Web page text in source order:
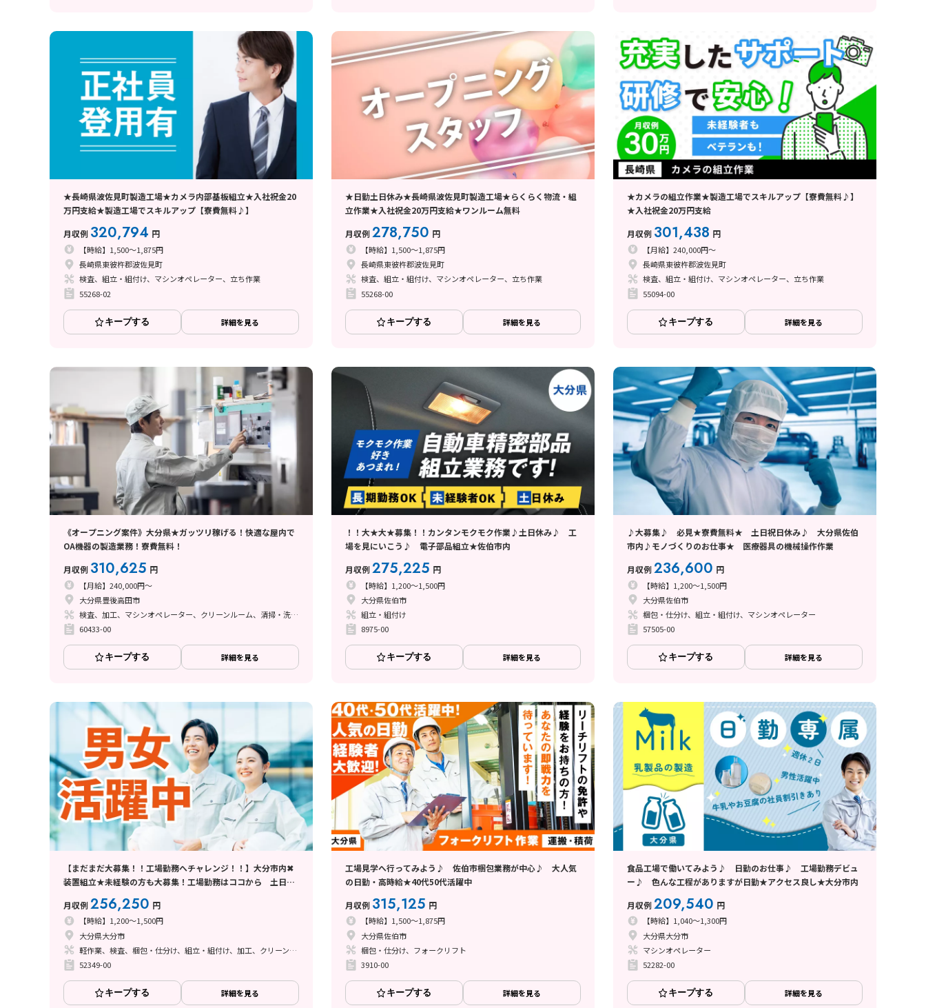
★長崎県波佐見町製造工場★カメラ内部基板組立★入社祝金20
万円支給★製造工場でスキルアップ【寮費無料♪】
月収例 320,794 円
【時給】1,500～1,875円
長崎県東彼杵郡波佐見町
検査、組立・組付け、マシンオペレーター、立ち作業
55268-02
キープする 詳細を見る
★日勤土日休み★長崎県波佐見町製造工場★らくらく物流・組
立作業★入社祝金20万円支給★ワンルーム無料
月収例278,750 円
【時給】1,500～1,875円
長崎県東彼杵郡波佐見町
検査、組立・組付け、マシンオペレーター、立ち作業
55268-00
キープする 詳細を見る
★カメラの組立作業★製造工場でスキルアップ【寮費無料♪】
★入社祝金20万円支給
月収例 301,438 円
【月給】240,000円～
長崎県東彼杵郡波佐見町
検査、組立・組付け、マシンオペレーター、立ち作業
55094-00
キープする 詳細を見る
《オープニング案件》大分県★ガッツリ稼げる！快適な屋内で
OA機器の製造業務！寮費無料！
月収例 310,625 円
【月給】240,000円～
大分県豊後高田市
検査、加工、マシンオペレーター、クリーンルーム、清掃・洗浄、立ち作業
60433-00
キープする 詳細を見る
！！大★大★募集！！カンタンモクモク作業♪土日休み♪ 工
場を見にいこう♪ 電子部品組立★佐伯市内
月収例275,225 円
【時給】1,200～1,500円
大分県佐伯市
組立・組付け
8975-00
キープする 詳細を見る
♪大募集♪ 必見★寮費無料★ 土日祝日休み♪ 大分県佐伯
市内♪モノづくりのお仕事★ 医療器具の機械操作作業
月収例236,600 円
【時給】1,200～1,500円
大分県佐伯市
梱包・仕分け、組立・組付け、マシンオペレーター
57505-00
キープする 詳細を見る
【まだまだ大募集！！工場勤務へチャレンジ！！】大分市内✖
装置組立★未経験の方も大募集！工場勤務はココから 土日休
月収例256,250 円
【時給】1,200～1,500円
大分県大分市
軽作業、検査、梱包・仕分け、組立・組付け、加工、クリーンルーム、ライン作業
52349-00
キープする 詳細を見る
工場見学へ行ってみよう♪ 佐伯市梱包業務が中心♪ 大人気
の日勤・高時給★40代50代活躍中
月収例 315,125 円
【時給】1,500～1,875円
大分県佐伯市
梱包・仕分け、フォークリフト
3910-00
キープする 詳細を見る
食品工場で働いてみよう♪ 日勤のお仕事♪ 工場勤務デビュ
ー♪ 色んな工程がありますが日勤★アクセス良し★大分市内
月収例209,540 円
【時給】1,040～1,300円
大分県大分市
マシンオペレーター
52282-00
キープする 詳細を見る